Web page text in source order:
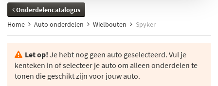
Onderdelencatalogus
Home
Auto onderdelen Wielbouten Spyker
Let op! Je hebt nog geen auto geselecteerd. Vul je
kenteken in of selecteer je auto om alleen onderdelen te
tonen die geschikt zijn voor jouw auto.